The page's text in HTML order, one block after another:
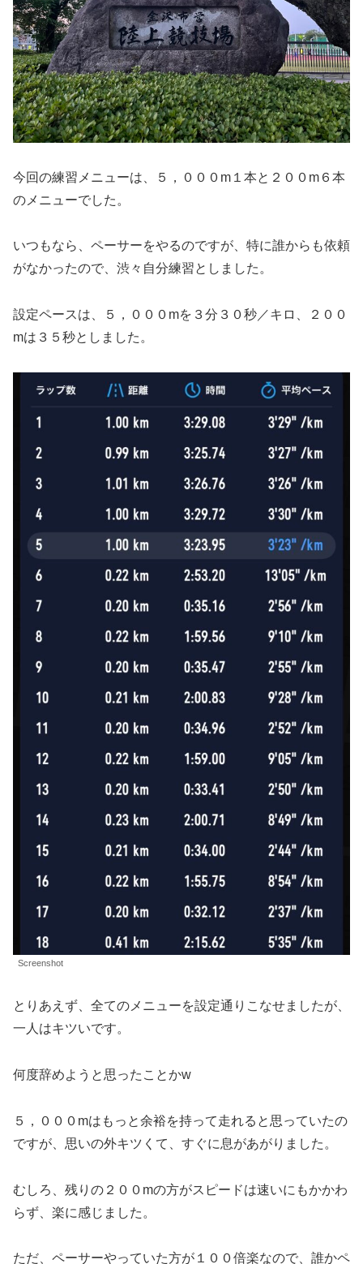
今回の練習メニューは、５，０００m１本と２００m６本
のメニューでした。
いつもなら、ペーサーをやるのですが、特に誰からも依頼
がなかったので、渋々自分練習としました。
設定ペースは、５，０００mを３分３０秒／キロ、２００
mは３５秒としました。
Screenshot
とりあえず、全てのメニューを設定通りこなせましたが、
一人はキツいです。
何度辞めようと思ったことかw
５，０００mはもっと余裕を持って走れると思っていたの
ですが、思いの外キツくて、すぐに息があがりました。
むしろ、残りの２００mの方がスピードは速いにもかかわ
らず、楽に感じました。
ただ、ペーサーやっていた方が１００倍楽なので、誰かペ